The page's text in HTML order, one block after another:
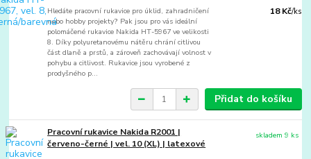
Hledáte pracovní rukavice pro úklid, zahradničení
nebo hobby projekty? Pak jsou pro vás ideální
polomáčené rukavice Nakida HT-5967 ve velikosti
8. Díky polyuretanovému nátěru chrání citlivou
část dlaně a prstů, a zároveň zachovávají volnost v
pohybu a citlivost. Rukavice jsou vyrobené z
prodyšného p...
18 Kč/ks
Přidat do košíku
Pracovní rukavice Nakida R2001 |
červeno-černé | vel. 10 (XL) | latexové
skladem 9 ks